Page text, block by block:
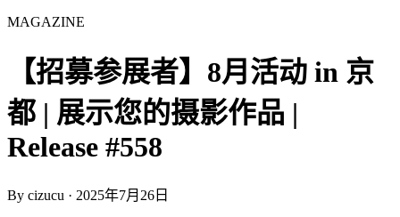
MAGAZINE
【招募参展者】8月活动 in 京
都 | 展示您的摄影作品 |
Release #558
By cizucu · 2025年7月26日